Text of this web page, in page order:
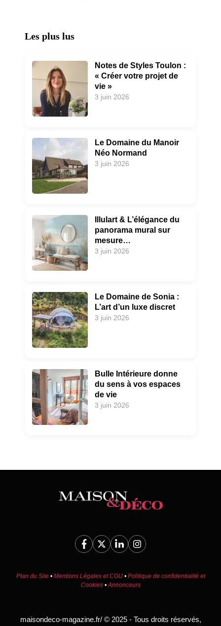
Les plus lus
Notes de Styles Toulon :
« Créer votre projet de
vie »
3 juin 2026
Le Domaine du Manoir
Néo Normand
3 juin 2026
Illulart & L’élégance du
panorama mural sur
mesure…
3 juin 2026
Le Domaine de Sonia :
L’art d’un luxe discret
3 juin 2026
Bulle Intérieure donne
du sens à vos espaces
de vie
3 juin 2026
Plan du Site•Mentions Légales et CGU • Politique de confidentialité et
Cookies•Annonceurs
maisondeco-magazine.fr/ © 2025 - Tous droits réservés,